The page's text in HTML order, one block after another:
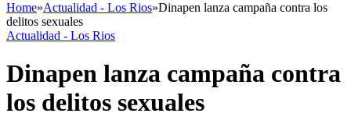
Home»Actualidad - Los Rios»Dinapen lanza campaña contra los
delitos sexuales
Actualidad - Los Rios
Dinapen lanza campaña contra
los delitos sexuales